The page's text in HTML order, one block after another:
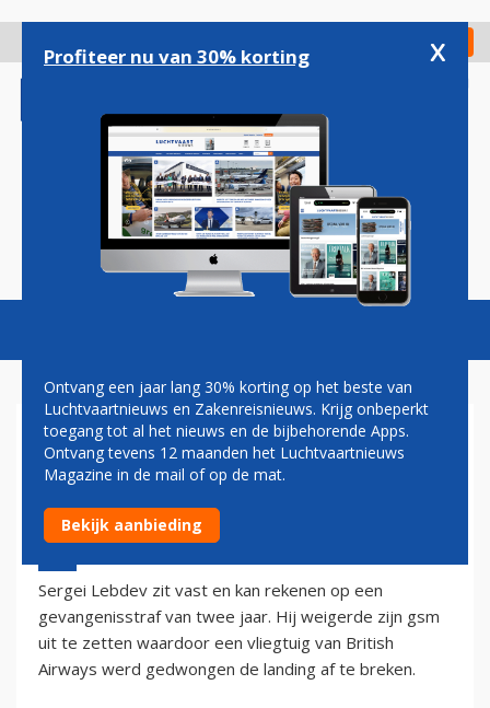
gaan
Check in
Magazine Podcasts Vacatures
GSM BRENGT VLIEGTUIG BA
IN GEVAAR
17 oktober 2002 - 2:00
Sergei Lebdev zit vast en kan rekenen op een
gevangenisstraf van twee jaar. Hij weigerde zijn gsm
uit te zetten waardoor een vliegtuig van British
Airways werd gedwongen de landing af te breken.
Profiteer nu van 30% korting x
Ontvang een jaar lang 30% korting op het beste van
Luchtvaartnieuws en Zakenreisnieuws. Krijg onbeperkt
toegang tot al het nieuws en de bijbehorende Apps.
Ontvang tevens 12 maanden het Luchtvaartnieuws
Magazine in de mail of op de mat.
Bekijk aanbieding